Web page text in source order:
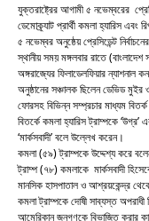
যুক্তরাষ্ট্রের আগামী ৫ নভেম্বরের
ডেমোক্র্যাট প্রার্থী কমলা হ্যারিস এবং
৫ নভেম্বর অনুষ্ঠেয় প্রেসিডেন্ট
স্থানীয় সময় মঙ্গলবার রাতে
অঙ্গরাজ্যের ফিলাডেলফিয়ার ন্যাশনাল
অনুষ্ঠানের সঞ্চালক ছিলেন ডেভিড মুইর
ফোরসহ বিভিন্ন সম্প্রচার মাধ্যম
বিতর্কে কমলা হ্যারিস ট্রাম্পকে
‘মার্কসবাদী’ বলে উল্লেখ করেন।
কমলা (৫৯) ট্রাম্পকে উদ্দেশ্য করে
ট্রাম্প (৭৮) কমলাকে মার্কসবাদী
মানসিক হাসপাতাল ও আশ্রয়কেন্দ্র
কমলা ট্রাম্পকে দোষী সাব্যস্ত অপরাধী
আমেরিকান জনগণকে বিভাজিত করার